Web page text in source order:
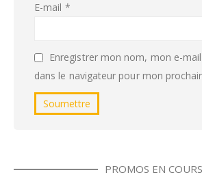
E-mail *
Enregistrer mon nom, mon e-
dans le navigateur pour mon
PROMOS EN COURS